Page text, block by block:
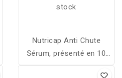
stock
Nutricap Anti Chute
Sérum, présenté en 10
ampoules, est conçu